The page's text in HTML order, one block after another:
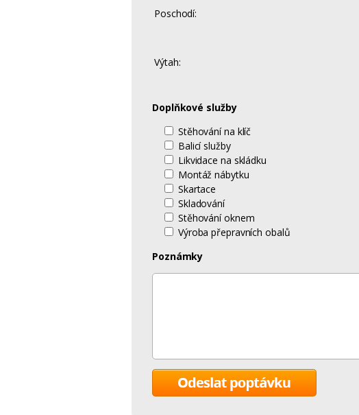
Poschodí:
Výtah:
Doplňkové služby
Stěhování na klíč
Balicí služby
Likvidace na skládku
Montáž nábytku
Skartace
Skladování
Stěhování oknem
Výroba přepravních obalů
Poznámky